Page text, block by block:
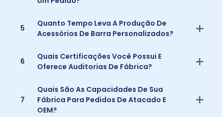
5
Quanto Tempo Leva A Produção De
Acessórios De Barra Personalizados?
6
Quais Certificações Você Possui E
Oferece Auditorias De Fábrica?
7
Quais São As Capacidades De Sua
Fábrica Para Pedidos De Atacado E
OEM?